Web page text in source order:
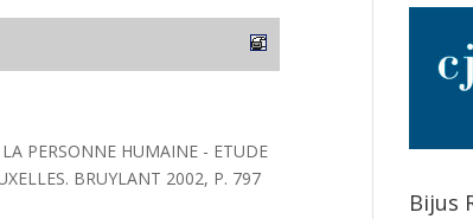
PERSONNE HUMAINE - ETUDE
BRUYLANT 2002, P. 797
Bijus